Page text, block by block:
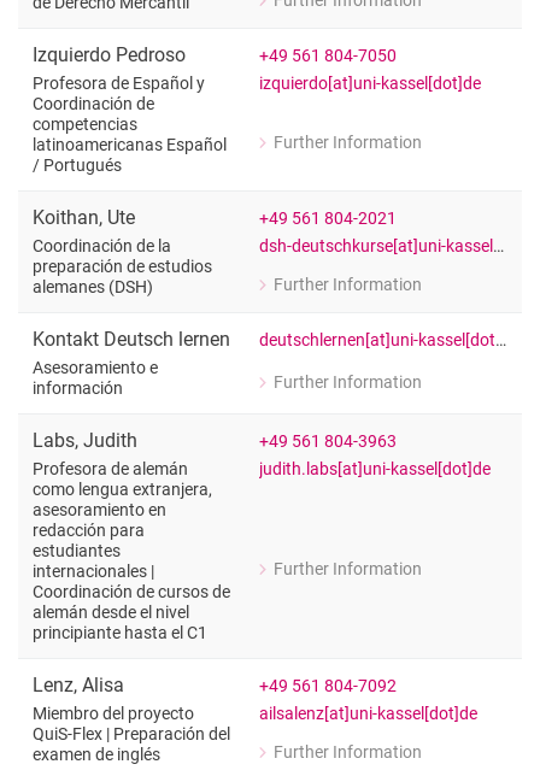
for Alison Franklin
Izquierdo Pedroso
Profesora de Español y
Coordinación de
competencias
latinoamericanas Español
/​ Portugués
+49 561 804-7050
izquierdo[at]uni-kassel[dot]de
Further Information
for Izquierdo Pedroso
Koithan, Ute
Coordinación de la
preparación de estudios
alemanes (DSH)
+49 561 804-2021
dsh-deutschkurse[at]uni-kassel[dot]de
Further Information
for Ute Koithan
Kontakt Deutsch lernen
Asesoramiento e
información
deutschlernen[at]uni-kassel[dot]de
Further Information
for Kontakt Deutsch lernen
Labs, Judith
Profesora de alemán
como lengua extranjera,
asesoramiento en
redacción para
estudiantes
internacionales |
Coordinación de cursos de
alemán desde el nivel
principiante hasta el C1
+49 561 804-3963
judith.labs[at]uni-kassel[dot]de
Further Information
for Judith Labs
Lenz, Alisa
Miembro del proyecto
QuiS-Flex | Preparación del
examen de inglés
+49 561 804-7092
ailsalenz[at]uni-kassel[dot]de
Further Information
for Alisa Lenz